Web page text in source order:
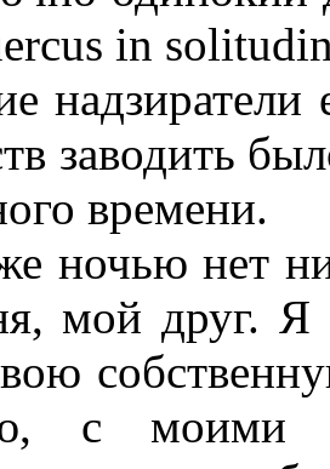
in
надзиратели
заводить
времени.
ночью нет ни
мой друг.
с моими